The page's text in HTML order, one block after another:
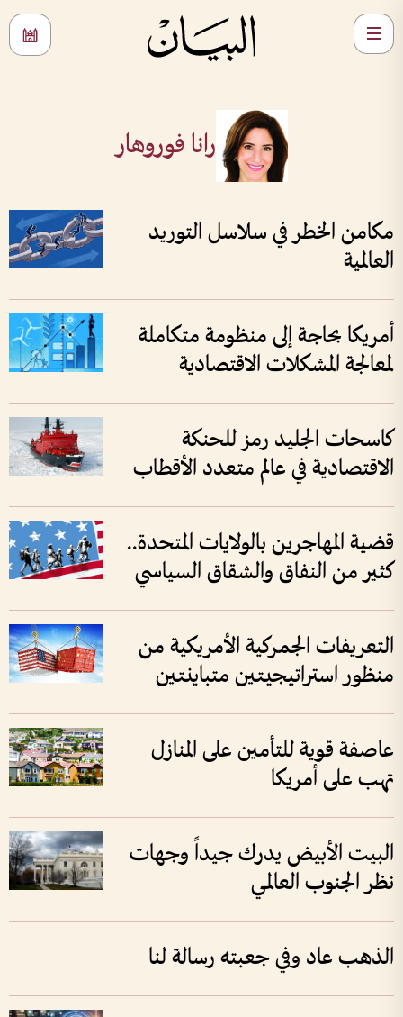
رانا فوروهار
مكامن الخطر في سلاسل التوريد
العالمية
أمريكا بحاجة إلى منظومة متكاملة
لمعالجة المشكلات الاقتصادية
كاسحات الجليد رمز للحنكة
الاقتصادية في عالم متعدد الأقطاب
قضية المهاجرين بالولايات المتحدة..
كثير من النفاق والشقاق السياسي
التعريفات الجمركية الأمريكية من
منظور استراتيجيتين متباينتين
عاصفة قوية للتأمين على المنازل
تهب على أمريكا
البيت الأبيض يدرك جيداً وجهات
نظر الجنوب العالمي
الذهب عاد وفي جعبته رسالة لنا